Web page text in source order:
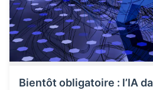
Bientôt obligatoire : l’IA